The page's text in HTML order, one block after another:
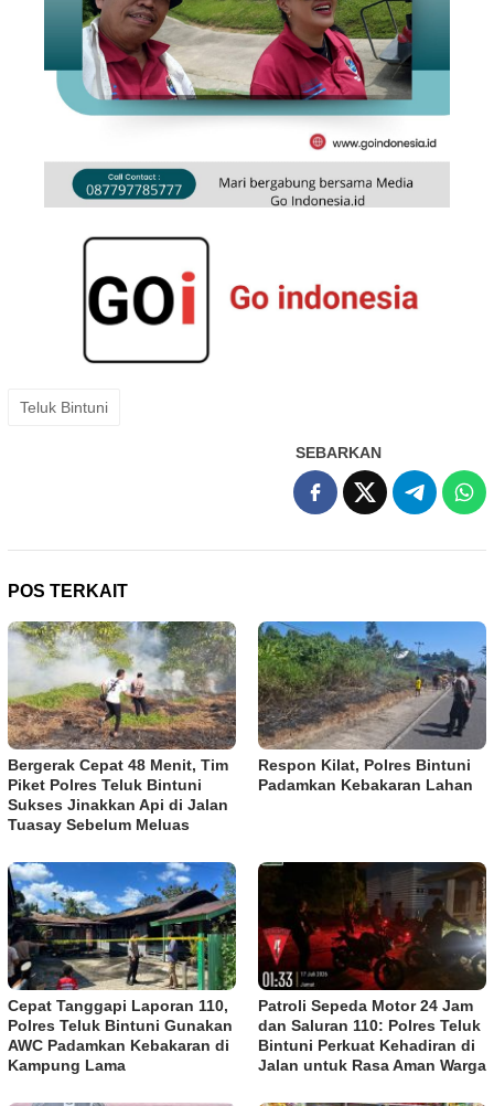
Teluk Bintuni
SEBARKAN
POS TERKAIT
Bergerak Cepat 48 Menit, Tim
Piket Polres Teluk Bintuni
Sukses Jinakkan Api di Jalan
Tuasay Sebelum Meluas
Respon Kilat, Polres Bintuni
Padamkan Kebakaran Lahan
Cepat Tanggapi Laporan 110,
Polres Teluk Bintuni Gunakan
AWC Padamkan Kebakaran di
Kampung Lama
Patroli Sepeda Motor 24 Jam
dan Saluran 110: Polres Teluk
Bintuni Perkuat Kehadiran di
Jalan untuk Rasa Aman Warga